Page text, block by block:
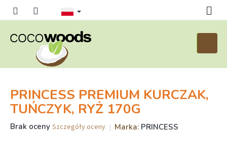
PRINCESS PREMIUM KURCZAK,
TUŃCZYK, RYŻ 170G
Średnia
Brak oceny Szczegóły oceny Marka: PRINCESS